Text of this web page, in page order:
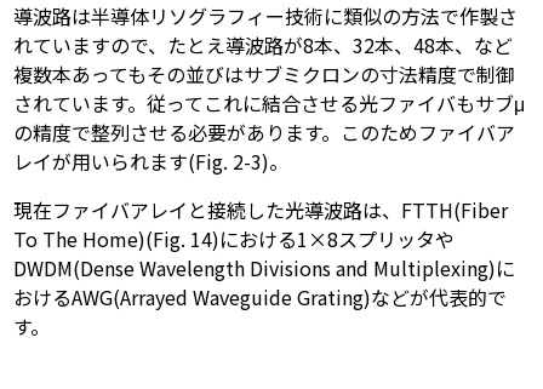
導波路は半導体リソグラフィー技術に類似の方法で作製さ
れていますので、たとえ導波路が8本、32本、48本、など
複数本あってもその並びはサブミクロンの寸法精度で制御
されています。従ってこれに結合させる光ファイバもサブμ
の精度で整列させる必要があります。このためファイバア
レイが用いられます(Fig. 2-3)。
現在ファイバアレイと接続した光導波路は、FTTH(Fiber
To The Home)(Fig. 14)における1×8スプリッタや
DWDM(Dense Wavelength Divisions and Multiplexing)に
おけるAWG(Arrayed Waveguide Grating)などが代表的で
す。